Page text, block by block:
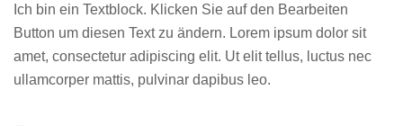
Ich bin ein Textblock. Klicken Sie auf den Bearbeiten
Button um diesen Text zu ändern. Lorem ipsum dolor sit
amet, consectetur adipiscing elit. Ut elit tellus, luctus nec
ullamcorper mattis, pulvinar dapibus leo.